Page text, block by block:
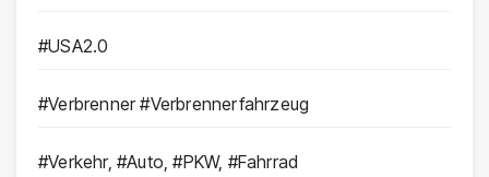
#USA2.0
#Verbrenner #Verbrennerfahrzeug
#Verkehr, #Auto, #PKW, #Fahrrad